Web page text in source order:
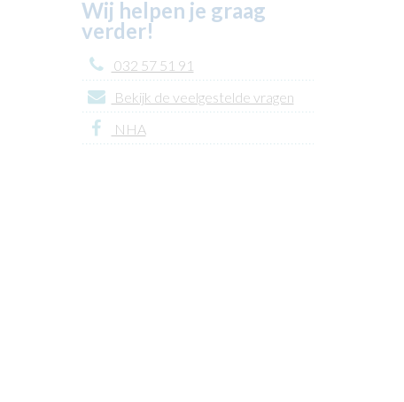
Wij helpen je graag
verder!
032 57 51 91
Bekijk de veelgestelde vragen
NHA